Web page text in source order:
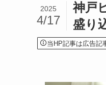
神戸
盛り
2025
4/17
当HP記事は広告記